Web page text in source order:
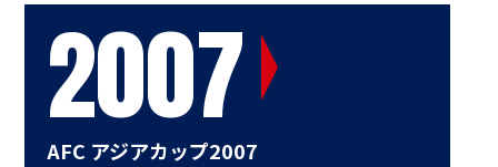
2007
AFC アジアカップ2007